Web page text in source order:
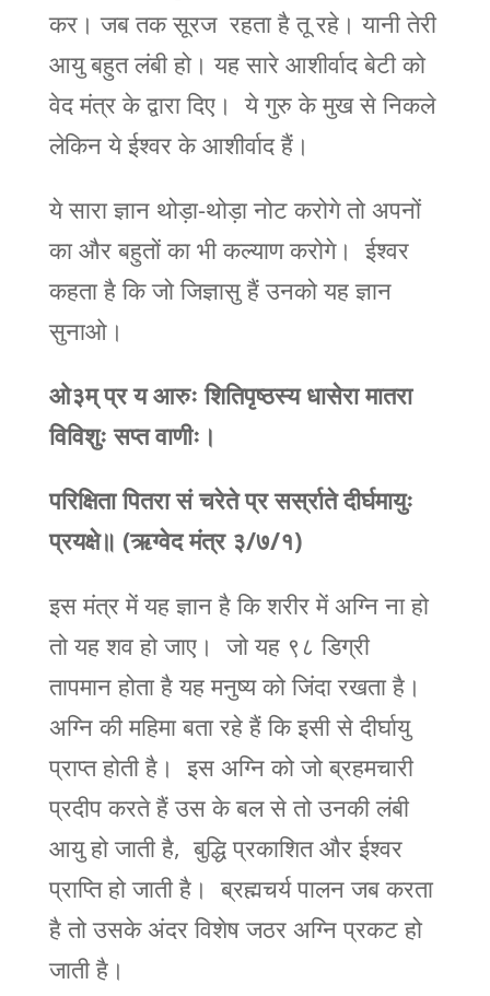
कर। जब तक सूरज रहता है तू रहे। यानी तेरी
आयु बहुत लंबी हो। यह सारे आशीर्वाद बेटी को
वेद मंत्र के द्वारा दिए। ये गुरु के मुख से निकले
लेकिन ये ईश्वर के आशीर्वाद हैं।
ये सारा ज्ञान थोड़ा-थोड़ा नोट करोगे तो अपनों
का और बहुतों का भी कल्याण करोगे। ईश्वर
कहता है कि जो जिज्ञासु हैं उनको यह ज्ञान
सुनाओ।
ओ३म्प्र य आरुः शितिपृष्ठस्य धासेरा मातरा
विविशुः सप्त वाणीः।
परिक्षिता पितरा सं चरेते प्र सर्स्राते दीर्घमायुः
प्रयक्षे॥ (ऋग्वेद मंत्र ३/७/१)
इस मंत्र में यह ज्ञान है कि शरीर में अग्नि ना हो
तो यह शव हो जाए। जो यह ९८ डिग्री
तापमान होता है यह मनुष्य को जिंदा रखता है।
अग्नि की महिमा बता रहे हैं कि इसी से दीर्घायु
प्राप्त होती है। इस अग्नि को जो ब्रहमचारी
प्रदीप करते हैं उस के बल से तो उनकी लंबी
आयु हो जाती है, बुद्धि प्रकाशित और ईश्वर
प्राप्ति हो जाती है। ब्रह्मचर्य पालन जब करता
है तो उसके अंदर विशेष जठर अग्नि प्रकट हो
जाती है।